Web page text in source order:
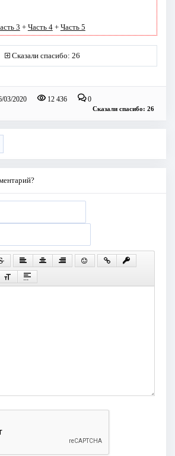
3 + Часть 4+ Часть 5
Сказали спасибо: 26
03/2020 12 436 0
Сказали спасибо: 26